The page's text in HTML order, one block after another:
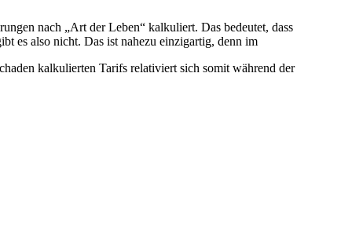
nach „Art der Leben“ kalkuliert. Das bedeutet, dass
es also nicht. Das ist nahezu einzigartig, denn im
kalkulierten Tarifs relativiert sich somit während der